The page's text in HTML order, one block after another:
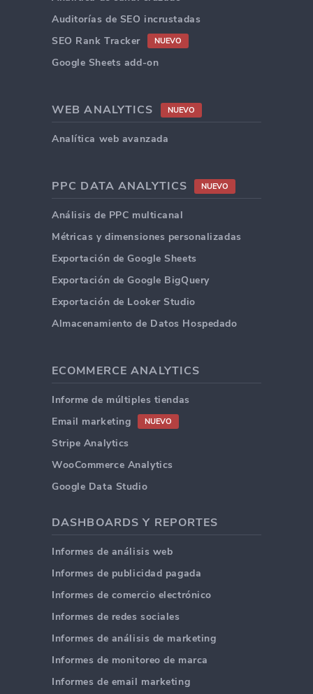
Auditorías de SEO incrustadas
SEO Rank Tracker
NUEVO
Google Sheets add-on
WEB ANALYTICS NUEVO
Analítica web avanzada
PPC DATA ANALYTICS NUEVO
Análisis de PPC multicanal
Métricas y dimensiones personalizadas
Exportación de Google Sheets
Exportación de Google BigQuery
Exportación de Looker Studio
Almacenamiento de Datos Hospedado
ECOMMERCE ANALYTICS
Informe de múltiples tiendas
Email marketing
NUEVO
Stripe Analytics
WooCommerce Analytics
Google Data Studio
DASHBOARDS Y REPORTES
Informes de análisis web
Informes de publicidad pagada
Informes de comercio electrónico
Informes de redes sociales
Informes de análisis de marketing
Informes de monitoreo de marca
Informes de email marketing